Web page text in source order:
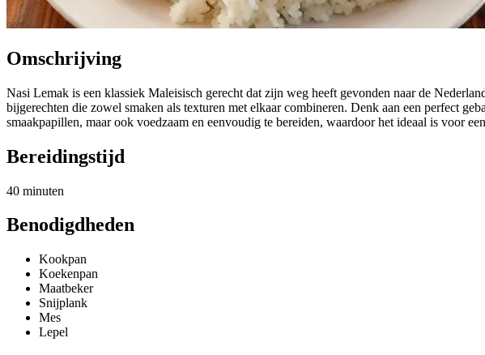
Omschrijving
Nasi Lemak is een klassiek Maleisisch gerecht dat zijn weg heeft gevonden naar de
bijgerechten die zowel smaken als texturen met elkaar combineren. Denk aan een perfect
smaakpapillen, maar ook voedzaam en eenvoudig te bereiden, waardoor het ideaal is voor
Bereidingstijd
40 minuten
Benodigdheden
Kookpan
Koekenpan
Maatbeker
Snijplank
Mes
Lepel